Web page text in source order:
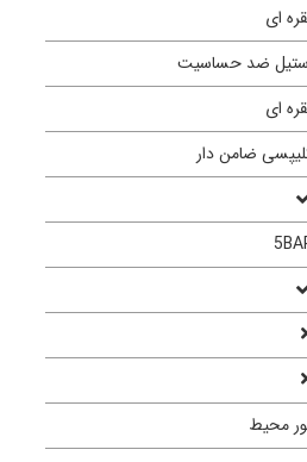
ای
ضد حساسیت
ای
ضامن دار
محیط